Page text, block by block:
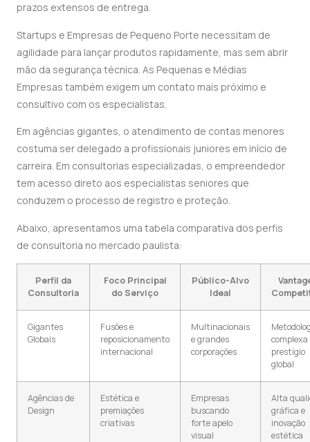
prazos extensos de entrega.
Startups e Empresas de Pequeno Porte necessitam de
agilidade para lançar produtos rapidamente, mas sem abrir
mão da segurança técnica. As Pequenas e Médias
Empresas também exigem um contato mais próximo e
consultivo com os especialistas.
Em agências gigantes, o atendimento de contas menores
costuma ser delegado a profissionais juniores em início de
carreira. Em consultorias especializadas, o empreendedor
tem acesso direto aos especialistas seniores que
conduzem o processo de registro e proteção.
Abaixo, apresentamos uma tabela comparativa dos perfis
de consultoria no mercado paulista:
Perfil da
Consultoria
Foco Principal
do Serviço
Público-Alvo
Ideal
Gigantes
Globais
Fusões e
reposicionamento
internacional
Multinacionais
e grandes
corporações
complexa
prestígio
global
Agências de
Design
Estética e
premiações
criativas
Empresas
buscando
forte apelo
visual
Alta
gráfica e
inovação
estética